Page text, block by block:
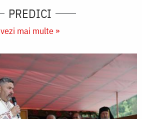
PREDICI
vezi mai multe »